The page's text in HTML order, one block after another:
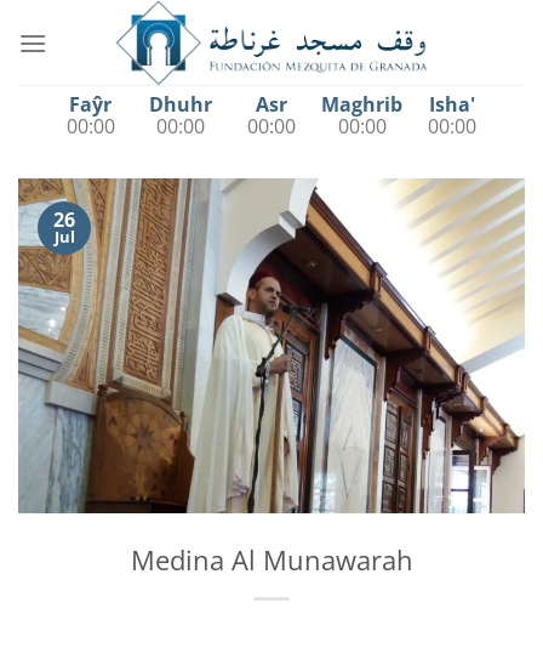
Faŷr
00:00
Dhuhr
00:00
Asr
00:00
Maghrib
00:00
Isha'
00:00
26
Jul
Medina Al Munawarah